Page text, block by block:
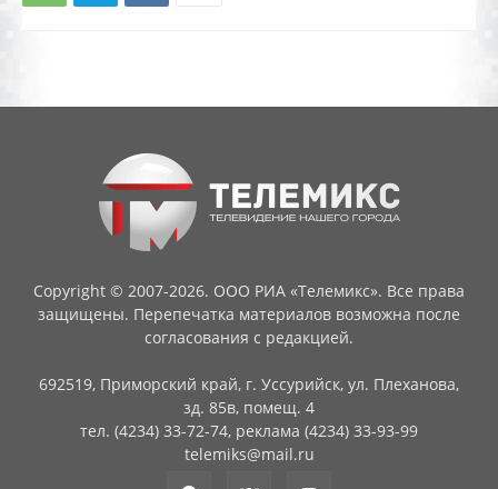
Copyright © 2007-2026. ООО РИА «Телемикс». Все права
защищены. Перепечатка материалов возможна после
согласования с редакцией.
692519, Приморский край, г. Уссурийск, ул. Плеханова,
зд. 85в, помещ. 4
тел. (4234) 33-72-74, реклама (4234) 33-93-99
telemiks@mail.ru